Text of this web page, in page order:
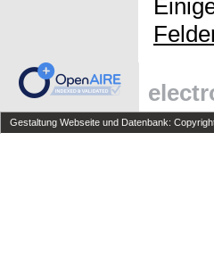
Gestaltung Webseite und Datenbank: